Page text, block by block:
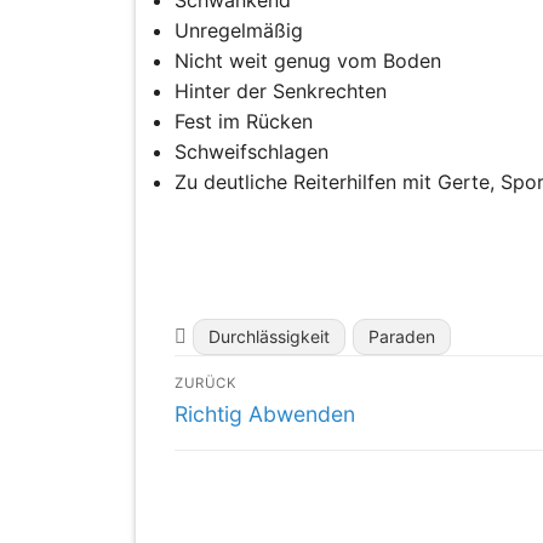
Unregelmäßig
Nicht weit genug vom Boden
Hinter der Senkrechten
Fest im Rücken
Schweifschlagen
Zu deutliche Reiterhilfen mit Gerte,
Durchlässigkeit Paraden
Beitragsnavigation
ZURÜCK
Vorheriger
Richtig Abwenden